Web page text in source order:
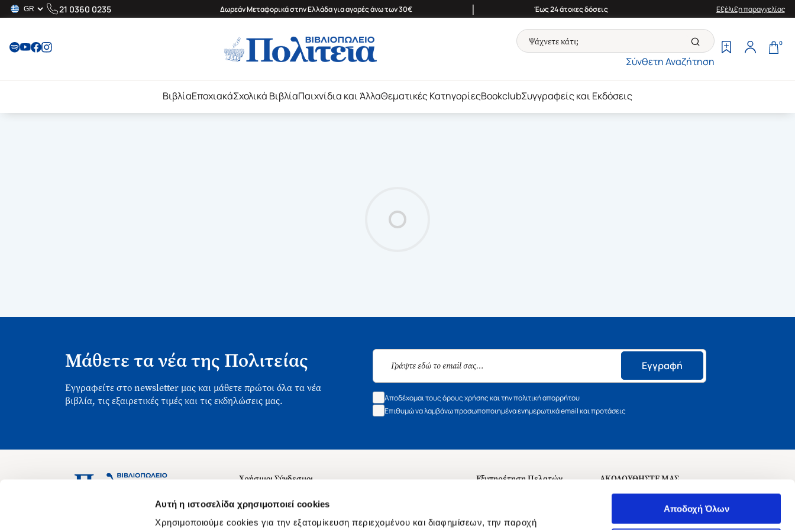
Αυτή η ιστοσελίδα χρησιμοποιεί cookies
Χρησιμοποιούμε cookies για την εξατομίκευση περιεχομένου και διαφημίσεων, την παροχή
Αποδοχή Όλων
21 0360 0235 Δωρεάν Μεταφορικά στην Ελλάδα για αγορές άνω των 30€ | Έως 24 άτοκες δόσεις Εξέλιξη παραγγελίας
Σύνθετη Αναζήτηση
0
ΒιβλίαΕποχιακάΣχολικά ΒιβλίαΠαιχνίδια και ΆλλαΘεματικές ΚατηγορίεςBookclubΣυγγραφείς και Εκδόσεις
Μάθετε τα νέα της Πολιτείας
Εγγραφείτε στο newsletter μας και μάθετε πρώτοι όλα τα νέα
βιβλία, τις εξαιρετικές τιμές και τις εκδηλώσεις μας.
Εγγραφή
Αποδέχομαι τους όρους χρήσης και την πολιτική απορρήτου
Επιθυμώ να λαμβάνω προσωποποιημένα ενημερωτικά email και προτάσεις
Ασκληπιού 1-3, Αθήνα 106 79
Χρήσιμοι Σύνδεσμοι
Σχετικά με εμάς
Θέσεις Εργασίας
Εξυπηρέτηση Πελατών
ΑΚΟΛΟΥΘΗΣΤΕ ΜΑΣ